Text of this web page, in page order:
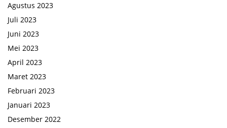
Agustus 2023
Juli 2023
Juni 2023
Mei 2023
April 2023
Maret 2023
Februari 2023
Januari 2023
Desember 2022